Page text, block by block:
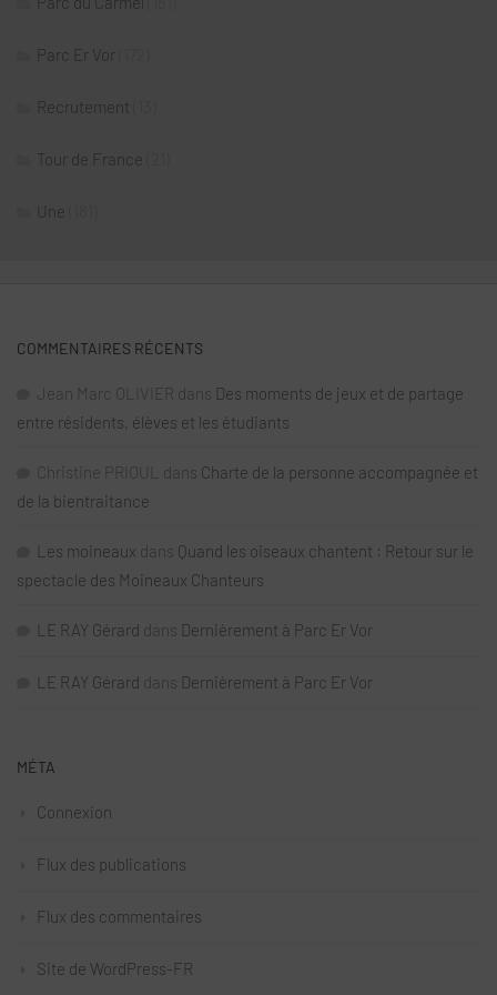
Parc Er Vor
Recrutement
Tour de France
Une
COMMENTAIRES RÉCENTS
Jean Marc OLIVIER dans Des moments de jeux et de partage
entre résidents, élèves et les étudiants
Christine PRIOUL dans Charte de la personne accompagnée et
de la bientraitance
Les moineaux dans Quand les oiseaux chantent : Retour sur le
spectacle des Moineaux Chanteurs
LE RAY Gérard dans Dernièrement à Parc Er Vor
LE RAY Gérard dans Dernièrement à Parc Er Vor
MÉTA
Connexion
Flux des publications
Flux des commentaires
Site de WordPress-FR